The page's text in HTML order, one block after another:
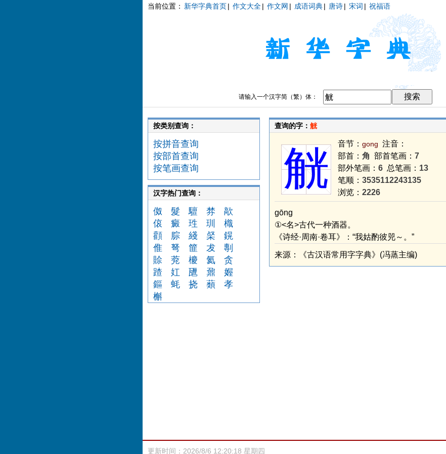
当前位置： 新华字典首页| 作文大全| 作文网 | 成语词典| 唐诗| 宋词 | 祝福语
请输入一个汉字简（繁）体：
按类别查询：
按拼音查询
按部首查询
按笔画查询
汉字热门查询：
伮 髮 驙 棼
歊
偯
癜 珄 玔
樴
顴
腙 綫 梷
鎤
倠
弩 篚 犮
剸
賒
萒 櫦 氦
贪
蹅
妅 甅 鼐
媉
鏂
蚝 挠 蘱
孝
槲
查询的字： 觥
觥 音节： gong 注音：
部首： 角 部首笔画： 7
部外笔画： 6 总笔画： 13
笔顺： 3535112243135
浏览： 2226
gōng
①<名>古代一种酒器。
《诗经·周南·卷耳》：“我姑酌彼兕～。”
来源：《古汉语常用字字典》(冯蒸主编)
更新时间：2026/8/6 12:20:18 星期四